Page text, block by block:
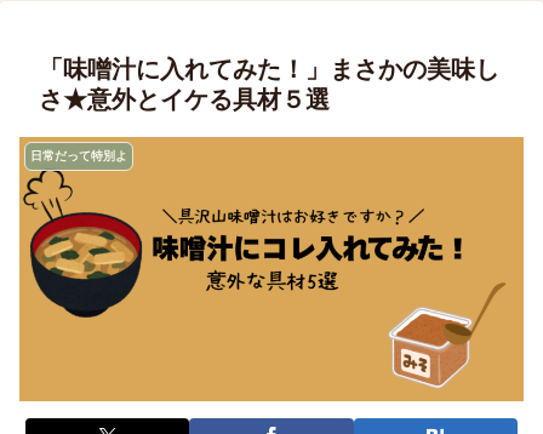
「味噌汁に入れてみた！」まさかの美味し
さ★意外とイケる具材５選
日常だって特別よ